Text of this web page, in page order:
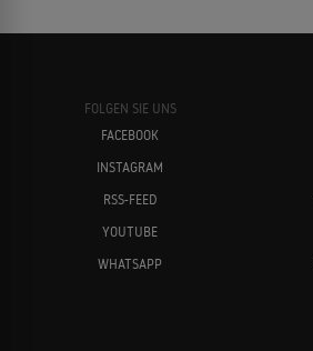
FOLGEN SIE UNS
FACEBOOK
INSTAGRAM
RSS-FEED
YOUTUBE
WHATSAPP